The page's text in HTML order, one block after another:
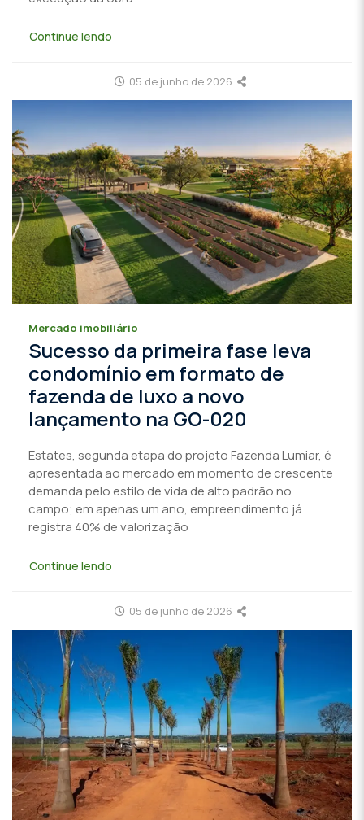
Continue lendo
05 de junho de 2026
Mercado imobiliário
Sucesso da primeira fase leva
condomínio em formato de
fazenda de luxo a novo
lançamento na GO-020
Estates, segunda etapa do projeto Fazenda Lumiar, é
apresentada ao mercado em momento de crescente
demanda pelo estilo de vida de alto padrão no
campo; em apenas um ano, empreendimento já
registra 40% de valorização
Continue lendo
05 de junho de 2026